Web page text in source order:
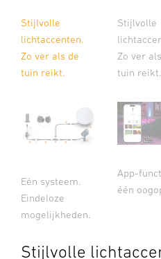
Stijlvolle
lichtaccenten.
Zo ver als de
tuin reikt.
Stijlvolle
Zo ver
tuin reikt.
Eén systeem.
Eindeloze
mogelijkheden.
App-
één
Stijlvolle